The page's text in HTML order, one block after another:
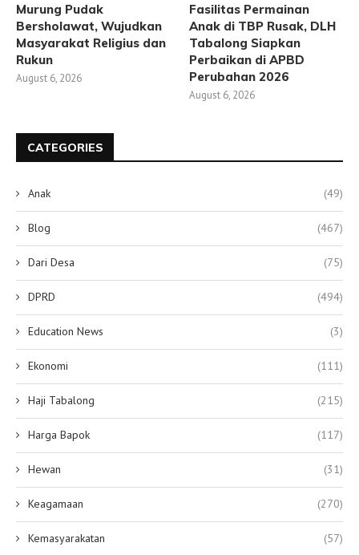
Murung Pudak
Bersholawat, Wujudkan
Masyarakat Religius dan
Rukun
August 6, 2026
Fasilitas Permainan
Anak di TBP Rusak, DLH
Tabalong Siapkan
Perbaikan di APBD
Perubahan 2026
August 6, 2026
CATEGORIES
Anak (49)
Blog (467)
Dari Desa (75)
DPRD (494)
Education News (3)
Ekonomi (111)
Haji Tabalong (215)
Harga Bapok (117)
Hewan (31)
Keagamaan (270)
Kemasyarakatan (57)